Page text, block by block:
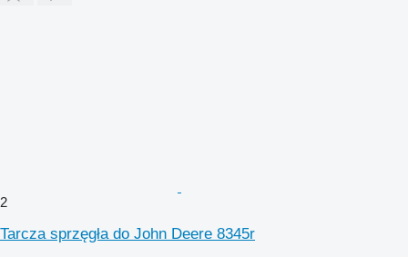
2
Tarcza sprzęgła do John Deere 8345r